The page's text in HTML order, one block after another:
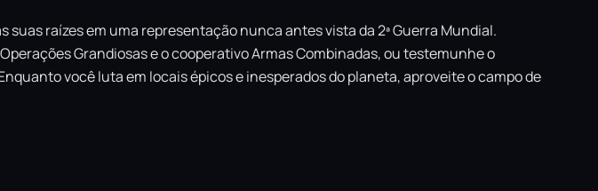
raízes em uma representação nunca antes vista da 2ª Guerra Mundial.
Grandiosas e o cooperativo Armas Combinadas, ou testemunhe o
você luta em locais épicos e inesperados do planeta, aproveite o campo de